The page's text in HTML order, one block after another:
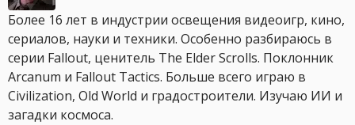
Более 16 лет в индустрии освещения видеоигр, кино,
сериалов, науки и техники. Особенно разбираюсь в
серии Fallout, ценитель The Elder Scrolls. Поклонник
Arcanum и Fallout Tactics. Больше всего играю в
Civilization, Old World и градостроители. Изучаю ИИ и
загадки космоса.